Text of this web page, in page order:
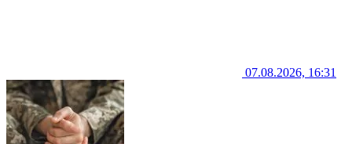
07.08.2026, 16:31